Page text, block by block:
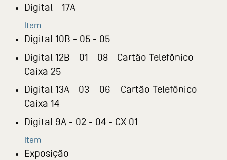
Digital - 17A
Item
Digital 10B - 05 - 05
Digital 12B - 01 - 08 - Cartão Telefônico
Caixa 25
Digital 13A - 03 – 06 – Cartão Telefônico
Caixa 14
Digital 9A - 02 - 04 - CX 01
Item
Exposição